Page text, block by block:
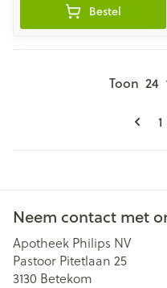
Bestel
1
Toon
Neem contact met
Apotheek Philips NV
Pastoor Pitetlaan 25
3130 Betekom